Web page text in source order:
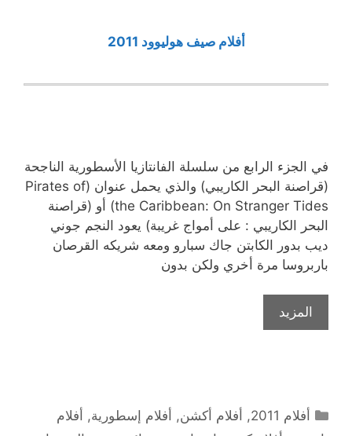
أفلام صيف هوليوود 2011
في الجزء الرابع من سلسلة الفانتازيا الأسطورية الناجحة
(قراصنة البحر الكاريبي) والذي يحمل عنوان (Pirates of
the Caribbean: On Stranger Tides) أو (قراصنة
البحر الكاريبي : على أمواج غريبة) يعود النجم جوني
ديب بدور الكابتن جاك سبارو ومعه شريكه القرصان
باربروسا مرة أخري ولكن بدون
المزيد
التصنيفات
أفلام 2011 , أفلام أكشن, أفلام إسطورية, أفلام